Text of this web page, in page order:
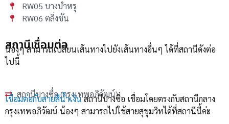
RW05 บางบำหรุ
RW06 ตลิ่งชัน
สถานีเชื่อมต่อ
น้องๆ สามารถเปลี่ยนเส้นทางไปยังเส้นทางอื่นๆ ได้ที่สถานีดังต่อ
ไปนี้
สถานีบางซื่อ (กรุงเทพอภิวัฒน์)
เชื่อมต่อกับสายสีน้ำเงินสถานีบางซื่อ เชื่อมโดยตรงกับสถานีกลาง
กรุงเทพอภิวัฒน์ น้องๆ สามารถไปใช้สายสุขุมวิทได้ที่สถานีนี้ค่ะ